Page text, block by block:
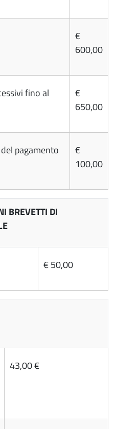
€
600,00
fino al
€
650,00
pagamento
€
100,00
BREVETTI DI
€ 50,00
43,00 €